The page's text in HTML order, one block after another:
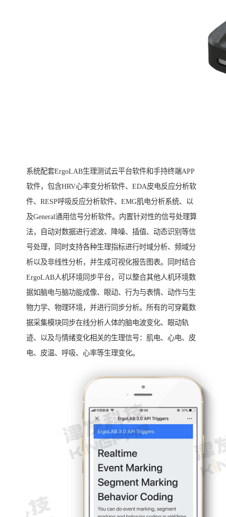
系统配套ErgoLAB生理测试云平台软件和手持终端APP
软件，包含HRV心率变分析软件、EDA皮电反应分析软
件、RESP呼吸反应分析软件、EMG肌电分析系统、以
及General通用信号分析软件。内置针对性的信号处理算
法，自动对数据进行滤波、降噪、插值、动态识别等信
号处理，同时支持各种生理指标进行时域分析、频域分
析以及非线性分析，并生成可视化报告图表。同时结合
ErgoLAB人机环境同步平台，可以整合其他人机环境数
据如脑电与脑功能成像、眼动、行为与表情、动作与生
物力学、物理环境，并进行同步分析。所有的可穿戴数
据采集模块同步在线分析人体的脑电波变化、眼动轨
迹、以及与情绪变化相关的生理信号：肌电、心电、皮
电、皮温、呼吸、心率等生理变化。